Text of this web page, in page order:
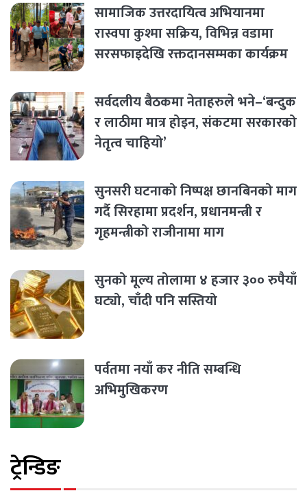
सामाजिक उत्तरदायित्व अभियानमा
रास्वपा कुश्मा सक्रिय, विभिन्न वडामा
सरसफाइदेखि रक्तदानसम्मका कार्यक्रम
सर्वदलीय बैठकमा नेताहरुले भने–‘बन्दुक
र लाठीमा मात्र होइन, संकटमा सरकारको
नेतृत्व चाहियो’
सुनसरी घटनाको निष्पक्ष छानबिनको माग
गर्दै सिरहामा प्रदर्शन, प्रधानमन्त्री र
गृहमन्त्रीको राजीनामा माग
सुनको मूल्य तोलामा ४ हजार ३०० रुपैयाँ
घट्यो, चाँदी पनि सस्तियो
पर्वतमा नयाँ कर नीति सम्बन्धि
अभिमुखिकरण
ट्रेन्डिङ